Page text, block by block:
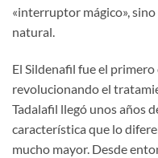
«interruptor mágico»,
natural.
El Sildenafil fue el primero
revolucionando el
Tadalafil llegó unos años
característica que lo
mucho mayor. Desde